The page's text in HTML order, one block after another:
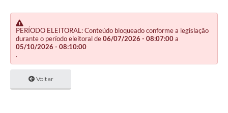
PERÍODO ELEITORAL: Conteúdo bloqueado conforme a legislação
durante o período eleitoral de06/07/2026 - 08:07:00a
05/10/2026 - 08:10:00
.
Voltar